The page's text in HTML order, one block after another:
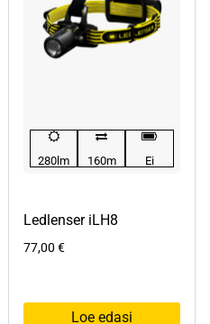
280lm 160m Ei
Ledlenser iLH8
77,00 €
Loe edasi